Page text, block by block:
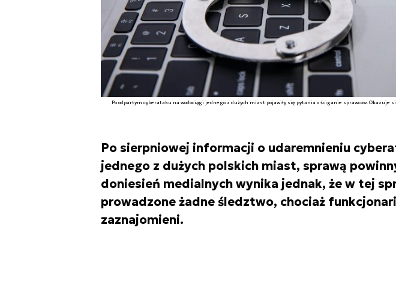
Po odpartym cyberataku na wodociągi jednego z dużych miast pojawiły się pytania o ściganie sprawców. Okazuje
Po sierpniowej informacji o udaremnieniu
jednego z dużych polskich miast, sprawą
doniesień medialnych wynika jednak, że w tej
prowadzone żadne śledztwo, chociaż
zaznajomieni.